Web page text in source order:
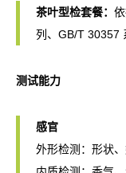
茶叶型检套餐：
列、GB/T 30357
测试能力
感官
外形检测：形状